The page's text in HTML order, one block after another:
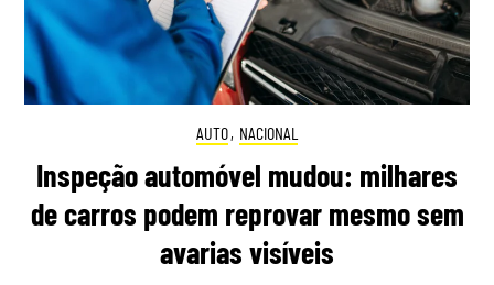
AUTO, NACIONAL
Inspeção automóvel mudou: milhares
de carros podem reprovar mesmo sem
avarias visíveis